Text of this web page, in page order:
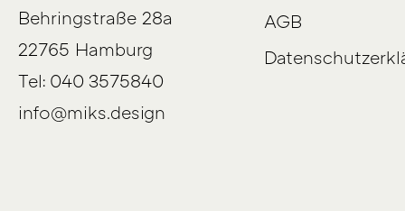
Behringstraße 28a
22765 Hamburg
Tel: 040 3575840
info@miks.design
AGB